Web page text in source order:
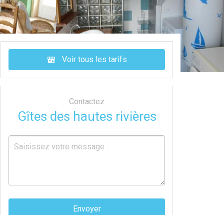
Voir tous les tarifs
Contactez
Gîtes des hautes rivières
Envoyer